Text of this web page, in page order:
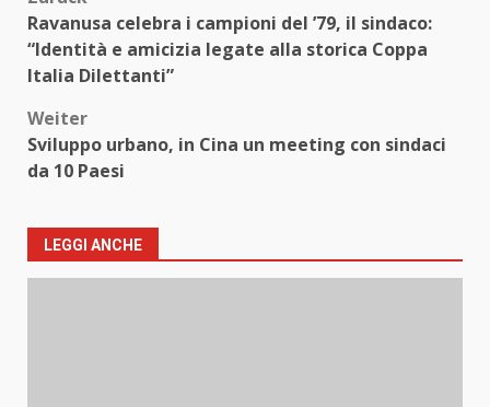
Ravanusa celebra i campioni del ’79, il sindaco:
“Identità e amicizia legate alla storica Coppa
Italia Dilettanti”
Weiter
Sviluppo urbano, in Cina un meeting con sindaci
da 10 Paesi
LEGGI ANCHE